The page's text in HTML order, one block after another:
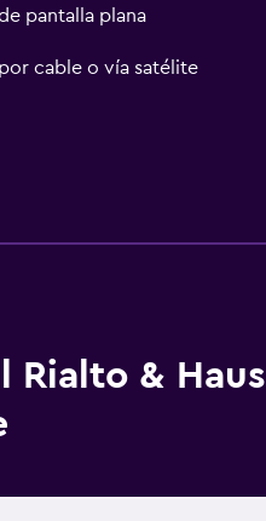
pantalla plana
cable o vía satélite
Rialto & Haus